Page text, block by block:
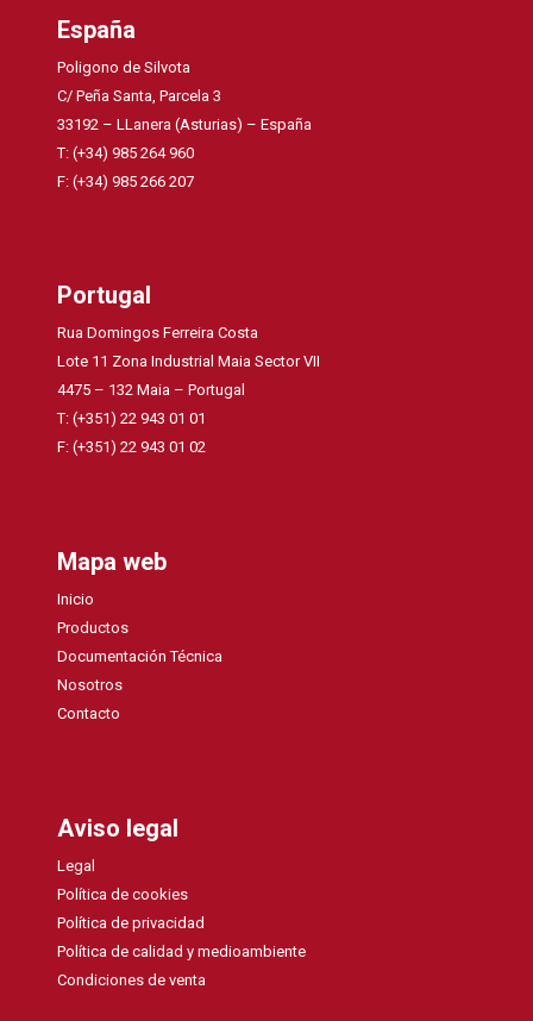
España
Poligono de Silvota
C/ Peña Santa, Parcela 3
33192 – LLanera (Asturias) – España
T: (+34) 985 264 960
F: (+34) 985 266 207
Portugal
Rua Domingos Ferreira Costa
Lote 11 Zona Industrial Maia Sector VII
4475 – 132 Maia – Portugal
T: (+351) 22 943 01 01
F: (+351) 22 943 01 02
Mapa web
Inicio
Productos
Documentación Técnica
Nosotros
Contacto
Aviso legal
Legal
Política de cookies
Política de privacidad
Política de calidad y medioambiente
Condiciones de venta